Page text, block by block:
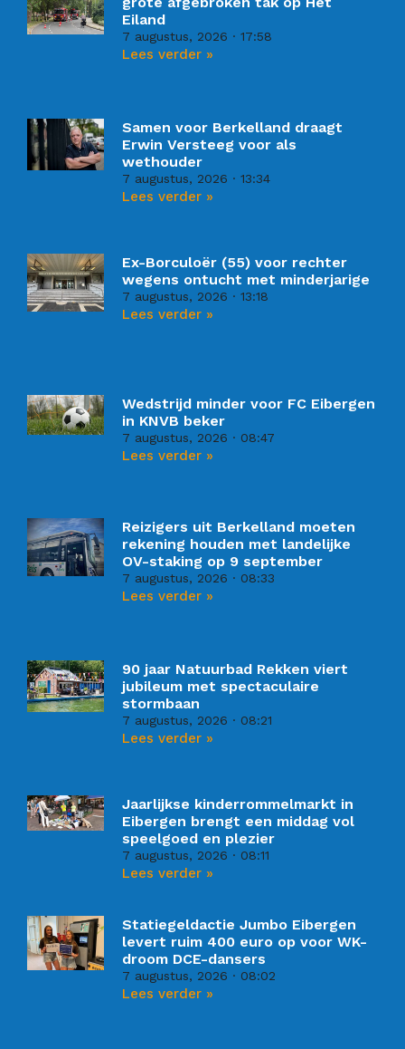
Eiland
7 augustus, 2026 17:58
Lees verder »
Samen voor Berkelland draagt
Erwin Versteeg voor als
wethouder
7 augustus, 2026 13:34
Lees verder »
Ex-Borculoër (55) voor rechter
wegens ontucht met minderjarige
7 augustus, 2026 13:18
Lees verder »
Wedstrijd minder voor FC Eibergen
in KNVB beker
7 augustus, 2026 08:47
Lees verder »
Reizigers uit Berkelland moeten
rekening houden met landelijke
OV-staking op 9 september
7 augustus, 2026 08:33
Lees verder »
90 jaar Natuurbad Rekken viert
jubileum met spectaculaire
stormbaan
7 augustus, 2026 08:21
Lees verder »
Jaarlijkse kinderrommelmarkt in
Eibergen brengt een middag vol
speelgoed en plezier
7 augustus, 2026 08:11
Lees verder »
Statiegeldactie Jumbo Eibergen
levert ruim 400 euro op voor WK-
droom DCE-dansers
7 augustus, 2026 08:02
Lees verder »